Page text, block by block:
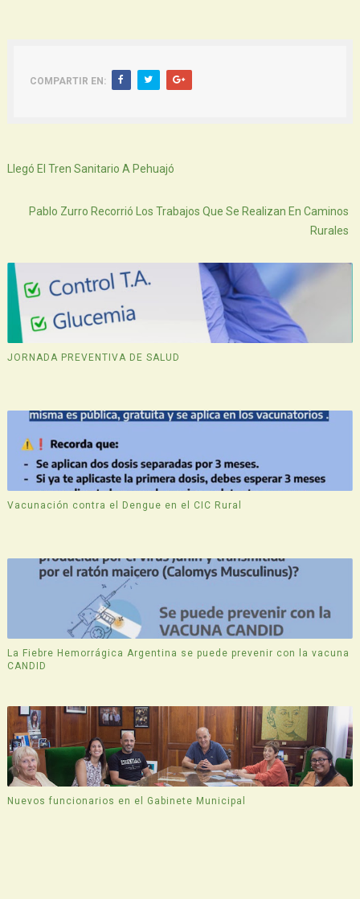
COMPARTIR EN:
Llegó El Tren Sanitario A Pehuajó
Pablo Zurro Recorrió Los Trabajos Que Se Realizan En Caminos
Rurales
JORNADA PREVENTIVA DE SALUD
Vacunación contra el Dengue en el CIC Rural
La Fiebre Hemorrágica Argentina se puede prevenir con la vacuna
CANDID
Nuevos funcionarios en el Gabinete Municipal